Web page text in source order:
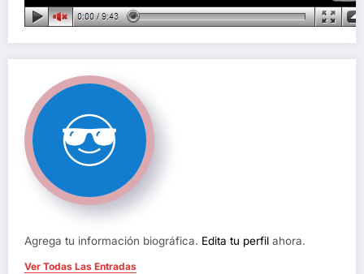
Agrega tu información biográfica. Edita tu perfil ahora.
Ver Todas Las Entradas